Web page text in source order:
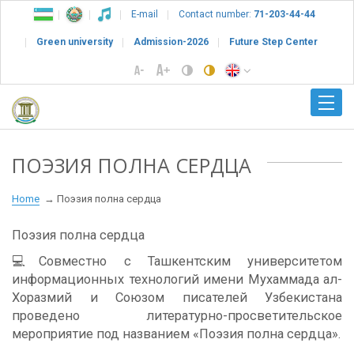
E-mail Contact number: 71-203-44-44
Green university Admission-2026 Future Step Center
ПОЭЗИЯ ПОЛНА СЕРДЦА
Home Поэзия полна сердца
Поэзия полна сердца
💻Совместно с Ташкентским университетом
информационных технологий имени Мухаммада ал-
Хоразмий и Союзом писателей Узбекистана
проведено литературно-просветительское
мероприятие под названием «Поэзия полна сердца».